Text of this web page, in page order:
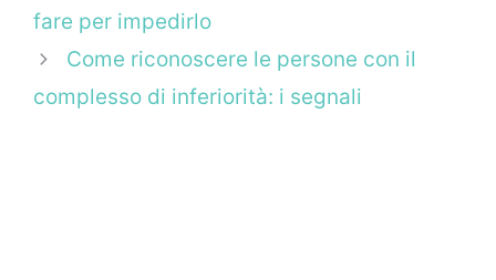
fare per impedirlo
Come riconoscere le persone con il
complesso di inferiorità: i segnali